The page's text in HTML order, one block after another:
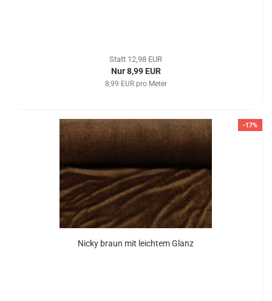
Statt 12,98 EUR
Nur 8,99 EUR
8,99 EUR pro Meter
-17%
Nicky braun mit leichtem Glanz